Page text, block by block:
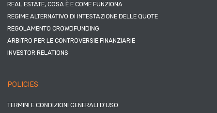
REAL ESTATE, COSA È E COME FUNZIONA
REGIME ALTERNATIVO DI INTESTAZIONE DELLE QUOTE
REGOLAMENTO CROWDFUNDING
ARBITRO PER LE CONTROVERSIE FINANZIARIE
INVESTOR RELATIONS
POLICIES
TERMINI E CONDIZIONI GENERALI D’USO